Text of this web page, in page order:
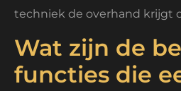
techniek de overhand krijgt
Wat zijn de
functies die